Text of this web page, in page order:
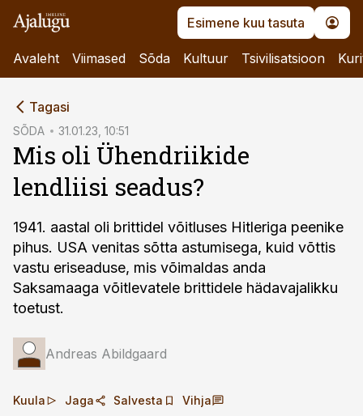
Esimene kuu tasuta
Avaleht Viimased Sõda Kultuur Tsivilisatsioon
Tagasi
SÕDA 31.01.23, 10:51
Mis oli Ühendriikide
lendliisi seadus?
1941. aastal oli brittidel võitluses Hitleriga peenike
pihus. USA venitas sõtta astumisega, kuid võttis
vastu eriseaduse, mis võimaldas anda
Saksamaaga võitlevatele brittidele hädavajalikku
toetust.
Andreas Abildgaard
Kuula Jaga Salvesta Vihja